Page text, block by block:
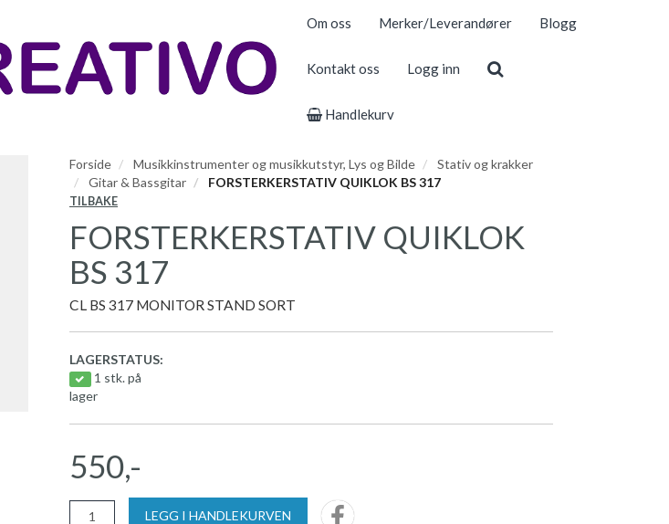
Om oss Merker/Leverandører Blogg
Kontakt oss Logg inn
Handlekurv
Forside Musikkinstrumenter og musikkutstyr, Lys og Bilde
Stativ og krakker
Gitar & Bassgitar
FORSTERKERSTATIV QUIKLOK BS 317
TILBAKE
FORSTERKERSTATIV QUIKLOK
BS 317
CL BS 317 MONITOR STAND SORT
LAGERSTATUS:
1 stk. på
lager
550,-
LEGG I HANDLEKURVEN